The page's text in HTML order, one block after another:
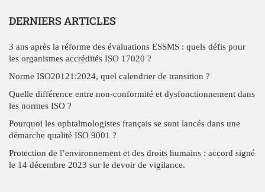
DERNIERS ARTICLES
3 ans après la réforme des évaluations ESSMS : quels défis pour
les organismes accrédités ISO 17020 ?
Norme ISO20121:2024, quel calendrier de transition ?
Quelle différence entre non-conformité et dysfonctionnement dans
les normes ISO ?
Pourquoi les ophtalmologistes français se sont lancés dans une
démarche qualité ISO 9001 ?
Protection de l’environnement et des droits humains : accord signé
le 14 décembre 2023 sur le devoir de vigilance.